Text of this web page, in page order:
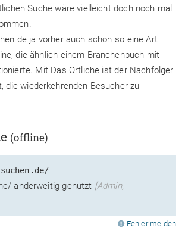
Suche wäre vielleicht doch noch mal
ja vorher auch schon so eine Art
die ähnlich einem Branchenbuch mit
Mit Das Örtliche ist der Nachfolger
die wiederkehrenden Besucher zu
(offline)
anderweitig genutzt [Admin,
Fehler melden